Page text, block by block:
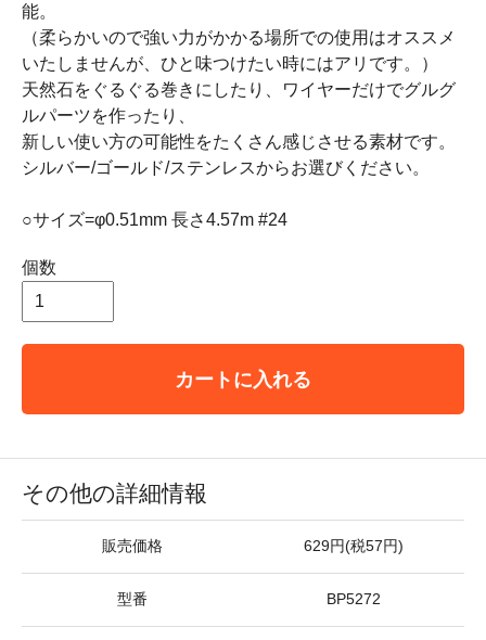
能。
（柔らかいので強い力がかかる場所での使用はオススメ
いたしませんが、ひと味つけたい時にはアリです。）
天然石をぐるぐる巻きにしたり、ワイヤーだけでグルグ
ルパーツを作ったり、
新しい使い方の可能性をたくさん感じさせる素材です。
シルバー/ゴールド/ステンレスからお選びください。
○サイズ=φ0.51mm 長さ4.57m #24
個数
カートに入れる
その他の詳細情報
販売価格 629円(税57円)
型番 BP5272